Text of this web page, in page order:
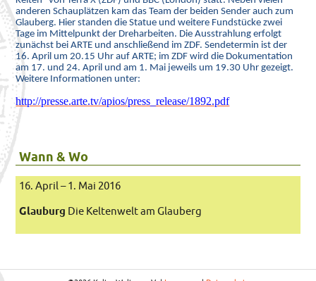
anderen Schauplätzen kam das Team der beiden Sender auch zum
Glauberg. Hier standen die Statue und weitere Fundstücke zwei
Tage im Mittelpunkt der Dreharbeiten. Die Ausstrahlung erfolgt
zunächst bei ARTE und anschließend im ZDF. Sendetermin ist der
16. April um 20.15 Uhr auf ARTE; im ZDF wird die Dokumentation
am 17. und 24. April und am 1. Mai jeweils um 19.30 Uhr gezeigt.
Weitere Informationen unter:
http://presse.arte.tv/apios/press_release/1892.pdf
Wann & Wo
16. April – 1. Mai 2016
Glauburg Die Keltenwelt am Glauberg